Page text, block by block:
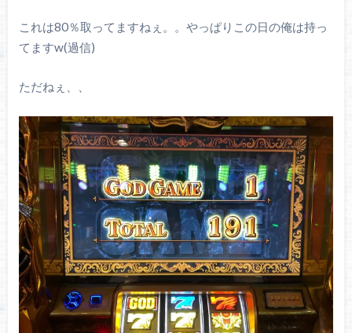
これは80％取ってますねぇ。。やっぱりこの日の俺は持っ
てますw(過信)
ただねぇ、、